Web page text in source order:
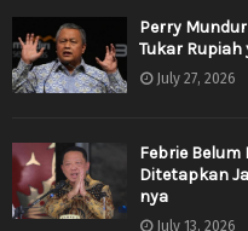
Perry
Tukar Rupiah
July 27, 2026
Febrie Belum
Ditetapkan
nya
July 13, 2026